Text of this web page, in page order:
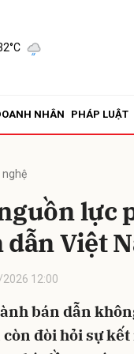
NHÂN PHÁP LUẬT
nghệ
lực
Việt
12:00
bán dẫn
còn đòi hỏi sự